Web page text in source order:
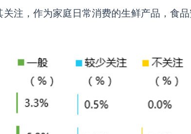
注，作为家庭日常消费的生鲜产品，食